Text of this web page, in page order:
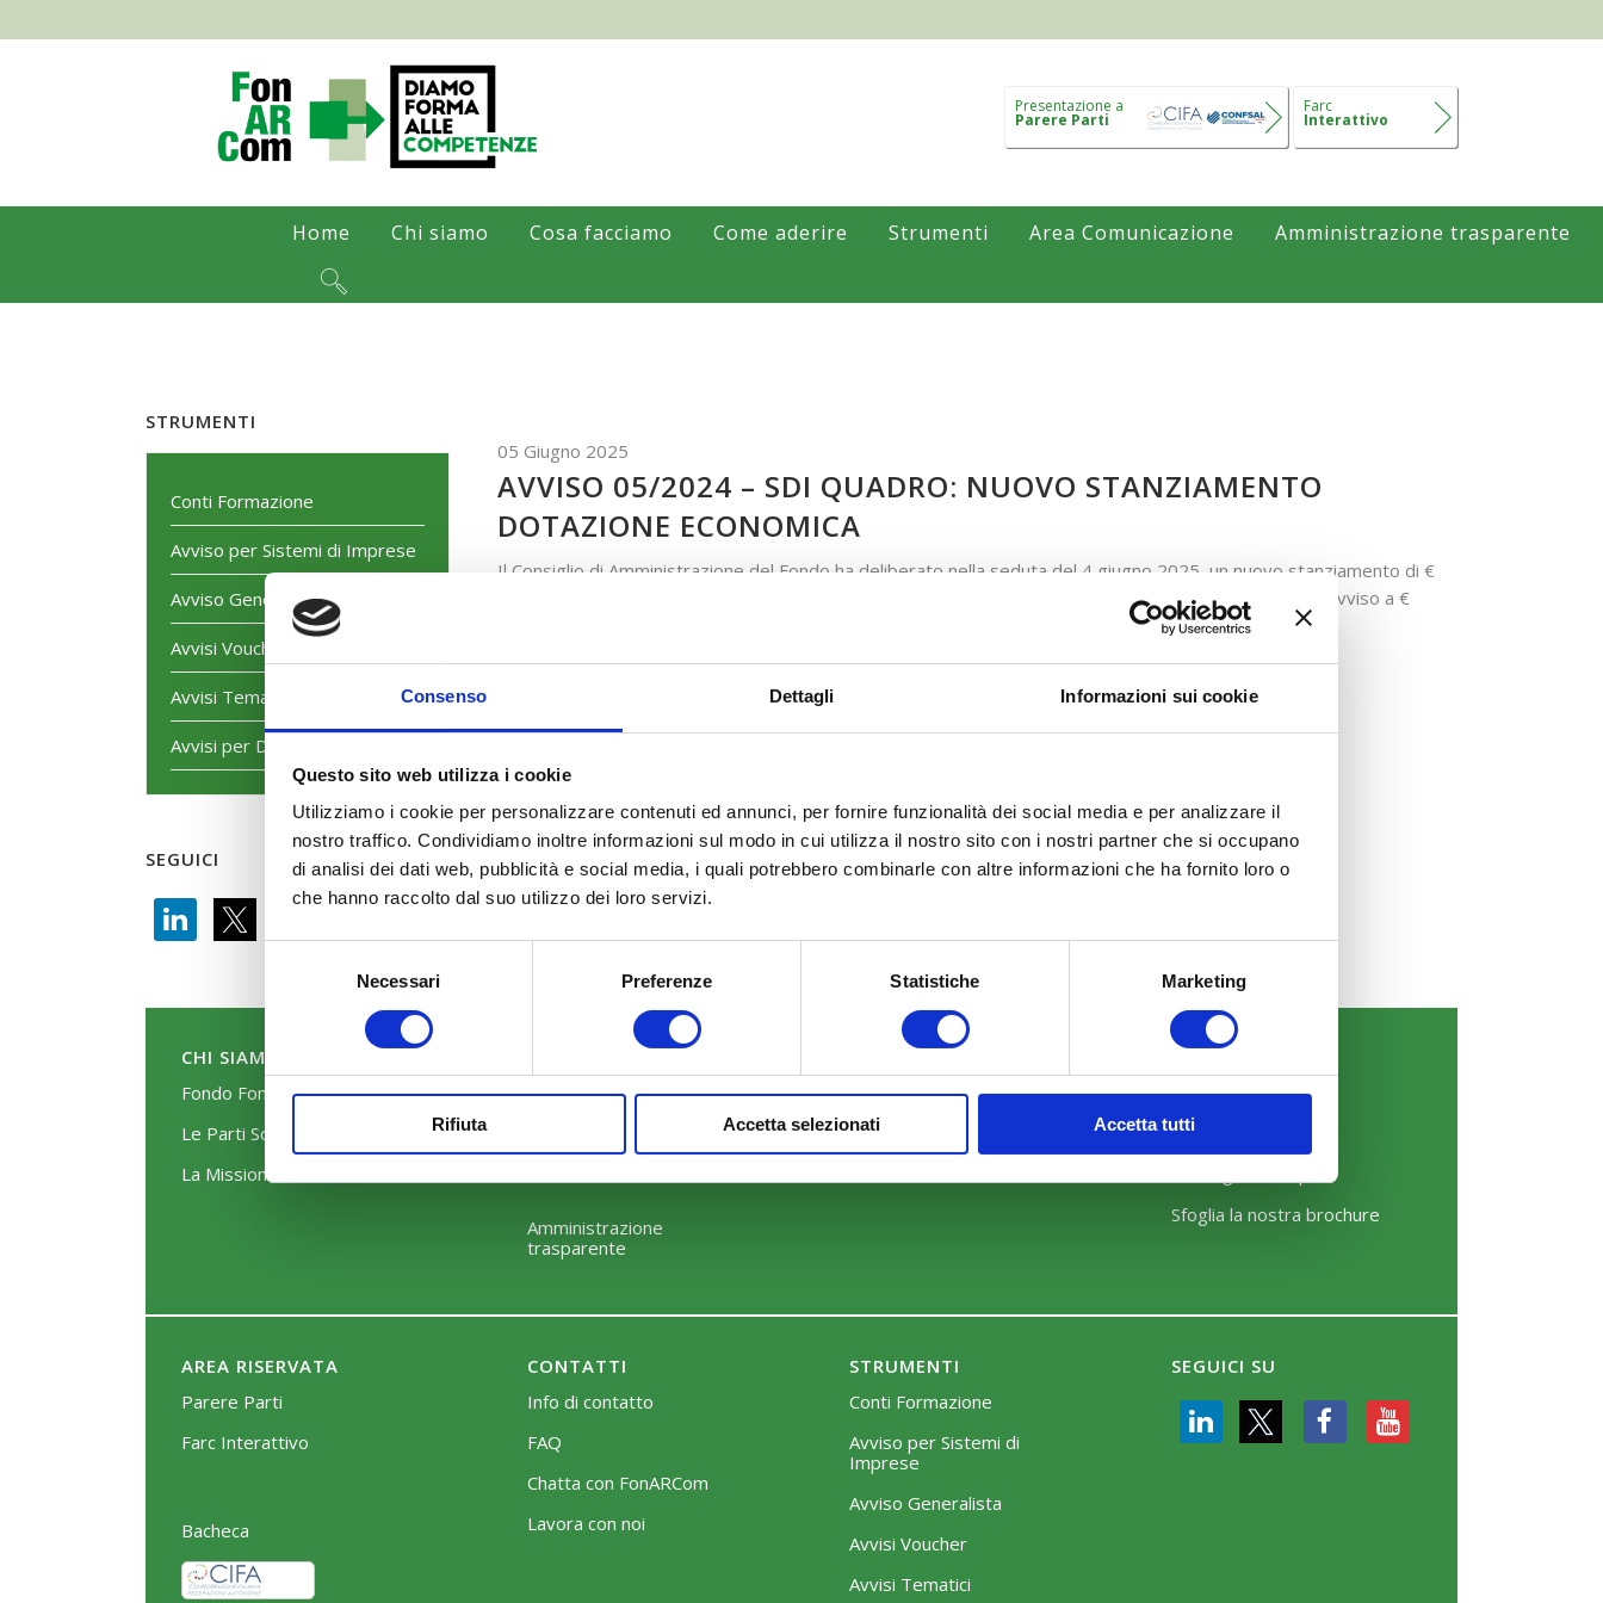
Consenso Dettagli Informazioni sui cookie
Questo sito web utilizza i cookie
Utilizziamo i cookie per personalizzare contenuti ed annunci, per fornire funzionalità dei social media e per analizzare il
nostro traffico. Condividiamo inoltre informazioni sul modo in cui utilizza il nostro sito con i nostri partner che si occupano
di analisi dei dati web, pubblicità e social media, i quali potrebbero combinarle con altre informazioni che ha fornito loro o
che hanno raccolto dal suo utilizzo dei loro servizi.
consenso
Necessari Preferenze Statistiche Marketing
Rifiuta Accetta selezionati Accetta tutti
Presentazione a
Parere Parti
Farc
Interattivo
Home Chi siamo Cosa facciamo Come aderire Strumenti Area Comunicazione Amministrazione trasparente
STRUMENTI
Conti Formazione
Avviso per Sistemi di Imprese
Avviso Generalista
Avvisi Voucher
Avvisi Tematici
Avvisi per Dirigenti
SEGUICI
05 Giugno 2025
AVVISO 05/2024 – SDI QUADRO: NUOVO STANZIAMENTO
DOTAZIONE ECONOMICA
Il Consiglio di Amministrazione del Fondo ha deliberato nella seduta del 4 giugno 2025, un nuovo stanziamento di €
10.000.00,00 sull’Avviso 05/2024 – SDI QUADRO, portando la dotazione economica complessiva dell’Avviso a €
CHI SIAMO
Fondo FonARCom
Le Parti Sociali
La Mission
COSA FACCIAMO
Perché scegliere FonARCom
Amministrazione
trasparente
COME ADERIRE
Modalità di adesione
Mobilità e Portabilità
COMUNICAZIONI
News
Eventi
Sfoglia la nostra brochure
AREA RISERVATA
Parere Parti
Farc Interattivo
Bacheca
CONTATTI
Info di contatto
FAQ
Chatta con FonARCom
Lavora con noi
STRUMENTI
Conti Formazione
Avviso per Sistemi di
Imprese
Avviso Generalista
Avvisi Voucher
Avvisi Tematici
SEGUICI SU